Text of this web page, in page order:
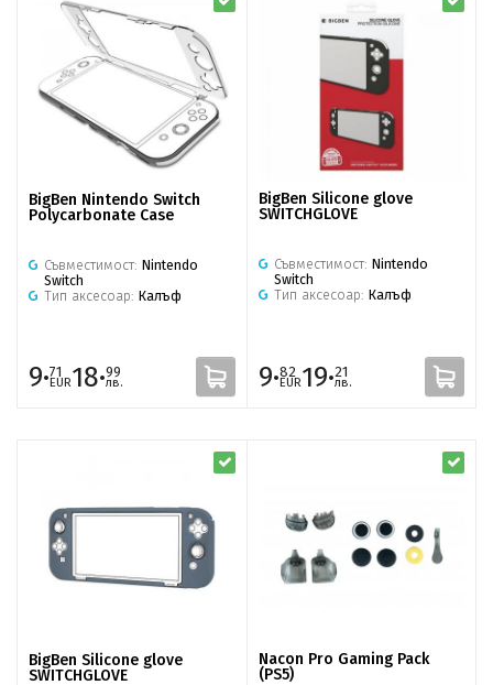
BigBen Nintendo Switch
Polycarbonate Case
Съвместимост: Nintendo
Switch
Тип аксесоар: Калъф
9·71
EUR18·99
лв.
BigBen Silicone glove
SWITCHGLOVE
Съвместимост: Nintendo
Switch
Тип аксесоар: Калъф
9·82
EUR19·21
лв.
BigBen Silicone glove
SWITCHGLOVE
Nacon Pro Gaming Pack
(PS5)